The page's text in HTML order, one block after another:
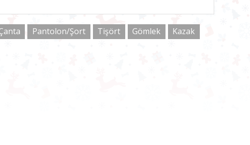
Pantolon/Şort Tişört Gömlek
Kazak